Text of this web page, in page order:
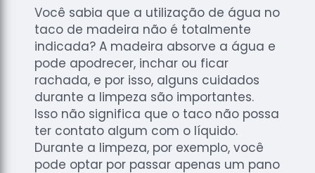
Você sabia que a utilização de água no
taco de madeira não é totalmente
indicada? A madeira absorve a água e
pode apodrecer, inchar ou ficar
rachada, e por isso, alguns cuidados
durante a limpeza são importantes.
Isso não significa que o taco não possa
ter contato algum com o líquido.
Durante a limpeza, por exemplo, você
pode optar por passar apenas um pano